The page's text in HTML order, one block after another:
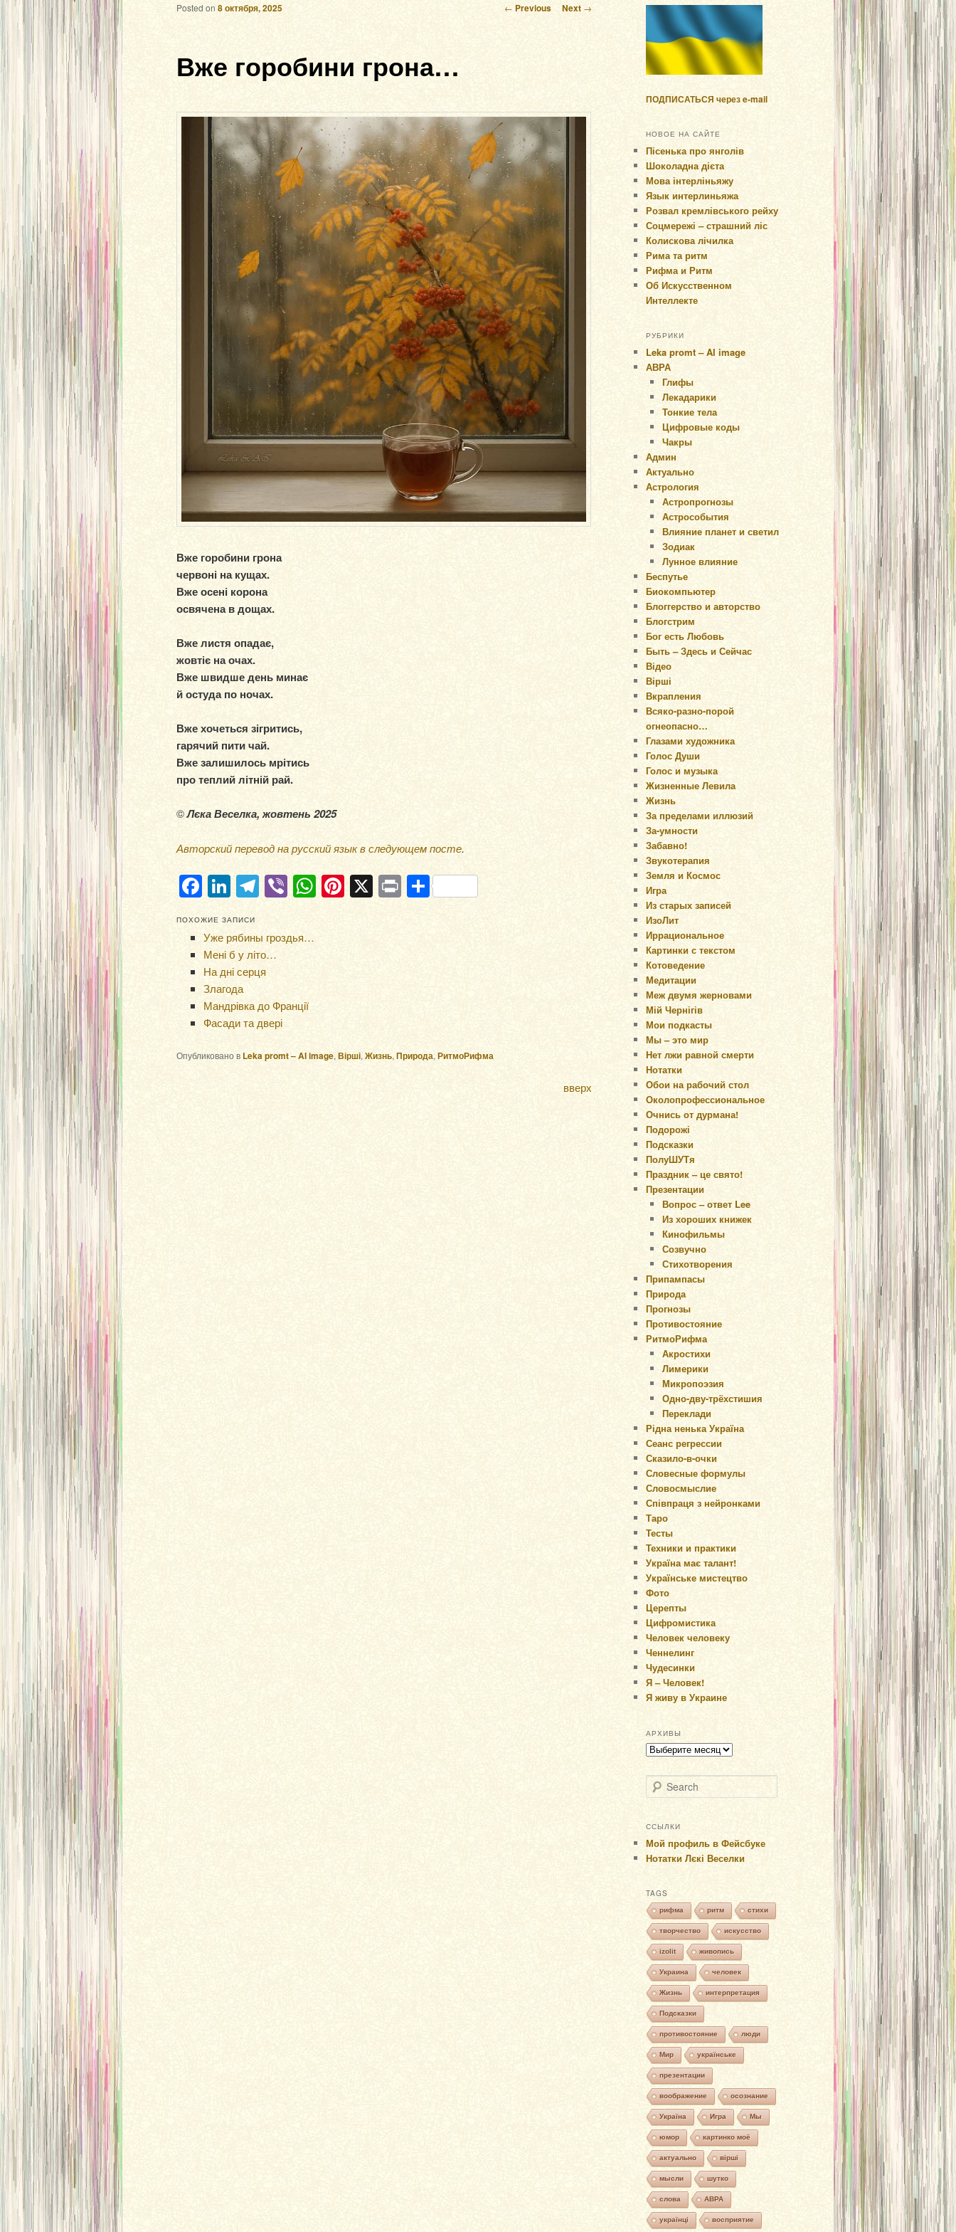
Post navigation
← Previous Next →
Вже горобини грона…
Posted on 8 октября, 2025
Вже горобини грона
червоні на кущах.
Вже осені корона
освячена в дощах.
Вже листя опадає,
жовтіє на очах.
Вже швидше день минає
й остуда по ночах.
Вже хочеться зігритись,
гарячий пити чай.
Вже залишилось мрітись
про теплий літній рай.
©Лєка Веселка, жовтень 2025
Авторский перевод на русский язык в следующем посте.
Facebook
LinkedIn
Telegram
ViberWhatsApp
Pinterest
X PrintОтправить
ПОХОЖИЕ ЗАПИСИ
Уже рябины гроздья…
Мені б у літо…
На дні серця
Злагода
Мандрівка до Франції
Фасади та двері
Опубликовано в Leka promt – AI image, Вірші, Жизнь, Природа, РитмоРифма
вверх
ПОДПИСАТЬСЯ через e-mail
НОВОЕ НА САЙТЕ
Пісенька про янголів
Шоколадна дієта
Мова інтерліньяжу
Язык интерлиньяжа
Розвал кремлівського рейху
Соцмережі – страшний ліс
Колискова лічилка
Рима та ритм
Рифма и Ритм
Об Искусственном
Интеллекте
РУБРИКИ
Leka promt – AI image
АВРА
Глифы
Лекадарики
Тонкие тела
Цифровые коды
Чакры
Админ
Актуально
Астрология
Астропрогнозы
Астрособытия
Влияние планет и светил
Зодиак
Лунное влияние
Беспутье
Биокомпьютер
Блоггерство и авторство
Блогстрим
Бог есть Любовь
Быть – Здесь и Сейчас
Відео
Вірші
Вкрапления
Всяко-разно-порой
огнеопасно…
Глазами художника
Голос Души
Голос и музыка
Жизненные Левила
Жизнь
За пределами иллюзий
За-умности
Забавно!
Звукотерапия
Земля и Космос
Игра
Из старых записей
ИзоЛит
Иррациональное
Картинки с текстом
Котоведение
Медитации
Меж двумя жерновами
Мій Чернігів
Мои подкасты
Мы – это мир
Нет лжи равной смерти
Нотатки
Обои на рабочий стол
Околопрофессиональное
Очнись от дурмана!
Подорожі
Подсказки
ПолуШУТя
Праздник – це свято!
Презентации
Вопрос – ответ Lee
Из хороших книжек
Кинофильмы
Созвучно
Стихотворения
Припампасы
Природа
Прогнозы
Противостояние
РитмоРифма
Акростихи
Лимерики
Микропоэзия
Одно-дву-трёхстишия
Переклади
Рідна ненька Україна
Сеанс регрессии
Сказило-в-очки
Словесные формулы
Словосмыслие
Співпраця з нейронками
Таро
Тесты
Техники и практики
Україна має талант!
Українське мистецтво
Фото
Церепты
Цифромистика
Человек человеку
Ченнелинг
Чудесинки
Я – Человек!
Я живу в Украине
АРХИВЫ
Архивы
Search
ССЫЛКИ
Мой профиль в Фейсбуке
Нотатки Лєкі Веселки
TAGS
рифма ритм стихи
творчество искусство
izolit живопись
Украина человек
Жизнь интерпретация
Подсказки
противостояние люди
Мир українське
презентации
воображение осознание
Україна Игра Мы
юмор картинко моё
актуально вірші
мысли шутко
слова АВРА
українці восприятие